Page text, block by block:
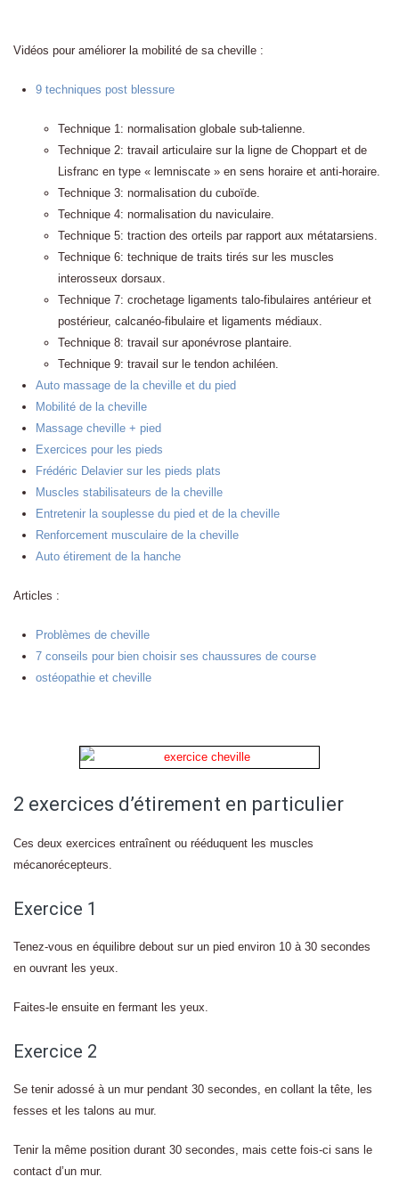
Vidéos pour améliorer la mobilité de sa cheville :
9 techniques post blessure
Technique 1: normalisation globale sub-talienne.
Technique 2: travail articulaire sur la ligne de Choppart et de
Lisfranc en type « lemniscate » en sens horaire et anti-horaire.
Technique 3: normalisation du cuboïde.
Technique 4: normalisation du naviculaire.
Technique 5: traction des orteils par rapport aux métatarsiens.
Technique 6: technique de traits tirés sur les muscles
interosseux dorsaux.
Technique 7: crochetage ligaments talo-fibulaires antérieur et
postérieur, calcanéo-fibulaire et ligaments médiaux.
Technique 8: travail sur aponévrose plantaire.
Technique 9: travail sur le tendon achiléen.
Auto massage de la cheville et du pied
Mobilité de la cheville
Massage cheville + pied
Exercices pour les pieds
Frédéric Delavier sur les pieds plats
Muscles stabilisateurs de la cheville
Entretenir la souplesse du pied et de la cheville
Renforcement musculaire de la cheville
Auto étirement de la hanche
Articles :
Problèmes de cheville
7 conseils pour bien choisir ses chaussures de course
ostéopathie et cheville
2 exercices d’étirement en particulier
Ces deux exercices entraînent ou rééduquent les muscles
mécanorécepteurs.
Exercice 1
Tenez-vous en équilibre debout sur un pied environ 10 à 30 secondes
en ouvrant les yeux.
Faites-le ensuite en fermant les yeux.
Exercice 2
Se tenir adossé à un mur pendant 30 secondes, en collant la tête, les
fesses et les talons au mur.
Tenir la même position durant 30 secondes, mais cette fois-ci sans le
contact d’un mur.